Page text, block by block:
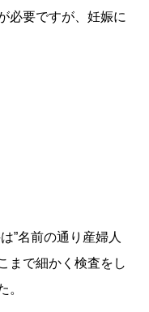
必要ですが、妊娠に
”名前の通り産婦人
まで細かく検査をし
。